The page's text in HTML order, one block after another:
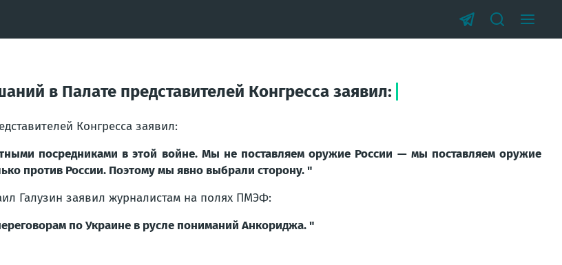
в Палате представителей Конгресса заявил:
Конгресса заявил:
посредниками в этой войне. Мы не поставляем оружие России — мы поставляем оружие
против России. Поэтому мы явно выбрали сторону. "
Галузин заявил журналистам на полях ПМЭФ:
по Украине в русле пониманий Анкориджа. "